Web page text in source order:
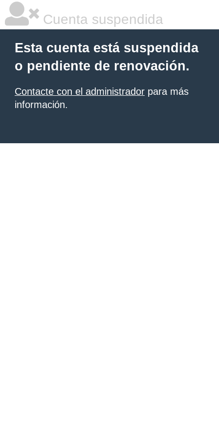
Cuenta suspendida
Esta cuenta está suspendida
o pendiente de renovación.
Contacte con el administrador para más
información.